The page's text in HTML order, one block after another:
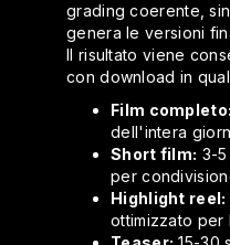
grading coerente,
genera le versioni
Il risultato viene
con download in
Film completo:
dell'intera
Short film: 3-
per
Highlight reel:
ottimizzato per